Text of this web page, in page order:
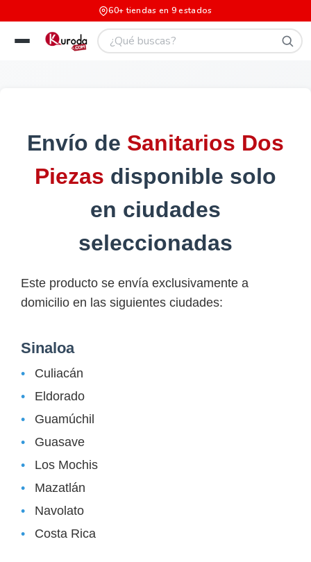
60+ tiendas en 9 estados
Envío de Sanitarios Dos
Piezas disponible solo
en ciudades
seleccionadas
Este producto se envía exclusivamente a
domicilio en las siguientes ciudades:
Sinaloa
Culiacán
Eldorado
Guamúchil
Guasave
Los Mochis
Mazatlán
Navolato
Costa Rica